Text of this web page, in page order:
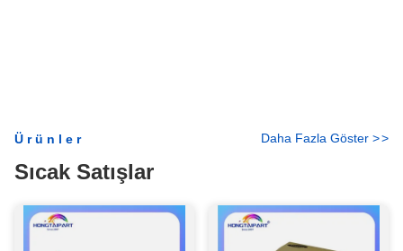
Ürünler
Sıcak Satışlar
Daha Fazla Göster >>